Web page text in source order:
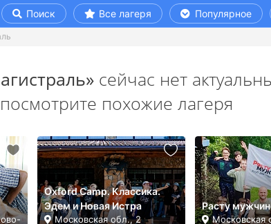
Поиск Все лагеря Популярное
сейчас нет
посмотрите похожие лагеря
Oxford Camp. Классика.
Эдем и Новая Истра
Московская обл., 2
Расту
Московская